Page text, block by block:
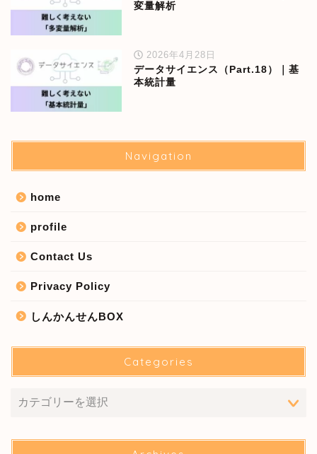
変量解析
2026年4月28日
データサイエンス（Part.18）｜基
本統計量
Navigation
home
profile
Contact Us
Privacy Policy
しんかんせんBOX
Categories